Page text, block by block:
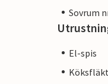
Sovrum
El-spis
Köksfläkt